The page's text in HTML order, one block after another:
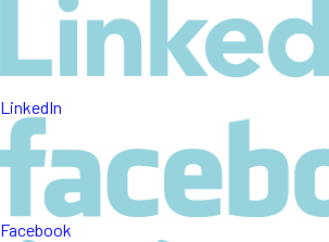
LinkedIn
Facebook